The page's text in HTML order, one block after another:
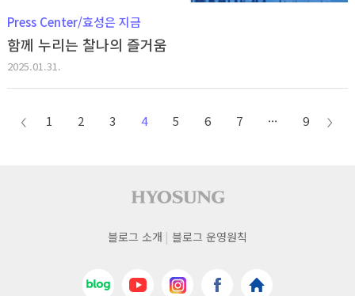
Press Center/효성은 지금
함께 누리는 찰나의 즐거움
2025.01.31.
이전
1 2 3 4 5 6 7 ··· 9
다음
사이트 푸터
푸터
블로그 소개 블로그 운영원칙
네이버블로그
유튜브
인스타그램페이스북 효성